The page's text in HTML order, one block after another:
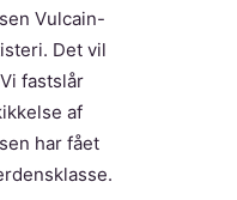
Vulcain-
Det vil
fastslår
af
har fået